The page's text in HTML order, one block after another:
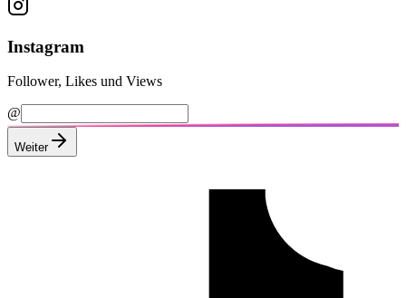
Instagram
Follower, Likes und Views
@
Weiter